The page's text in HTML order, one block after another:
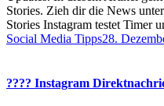
Stories. Zieh dir die News
Stories Instagram testet Timer
Social Media Tipps28.
??‍?? Instagram